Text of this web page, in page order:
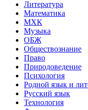
Литература
Математика
МХК
Музыка
ОБЖ
Обществознание
Право
Природоведение
Психология
Родной язык и
Русский язык
Технология